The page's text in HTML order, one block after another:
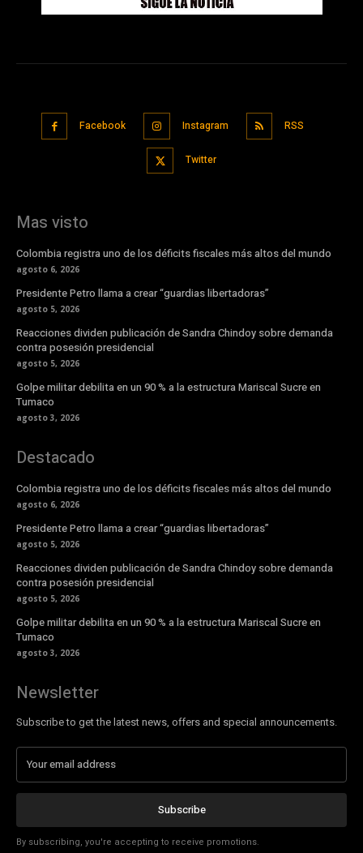
Facebook Instagram RSS
Twitter
Mas visto
Colombia registra uno de los déficits fiscales más altos del mundo
agosto 6, 2026
Presidente Petro llama a crear “guardias libertadoras”
agosto 5, 2026
Reacciones dividen publicación de Sandra Chindoy sobre demanda
contra posesión presidencial
agosto 5, 2026
Golpe militar debilita en un 90 % a la estructura Mariscal Sucre en
Tumaco
agosto 3, 2026
Destacado
Colombia registra uno de los déficits fiscales más altos del mundo
agosto 6, 2026
Presidente Petro llama a crear “guardias libertadoras”
agosto 5, 2026
Reacciones dividen publicación de Sandra Chindoy sobre demanda
contra posesión presidencial
agosto 5, 2026
Golpe militar debilita en un 90 % a la estructura Mariscal Sucre en
Tumaco
agosto 3, 2026
Newsletter
Subscribe to get the latest news, offers and special announcements.
Subscribe
By subscribing, you're accepting to receive promotions.